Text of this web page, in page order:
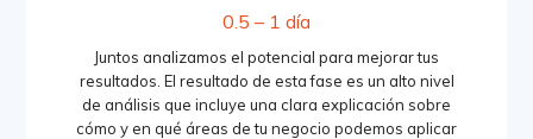
0.5 – 1 día
Juntos analizamos el potencial para mejorar tus
resultados. El resultado de esta fase es un alto nivel
de análisis que incluye una clara explicación sobre
cómo y en qué áreas de tu negocio podemos aplicar